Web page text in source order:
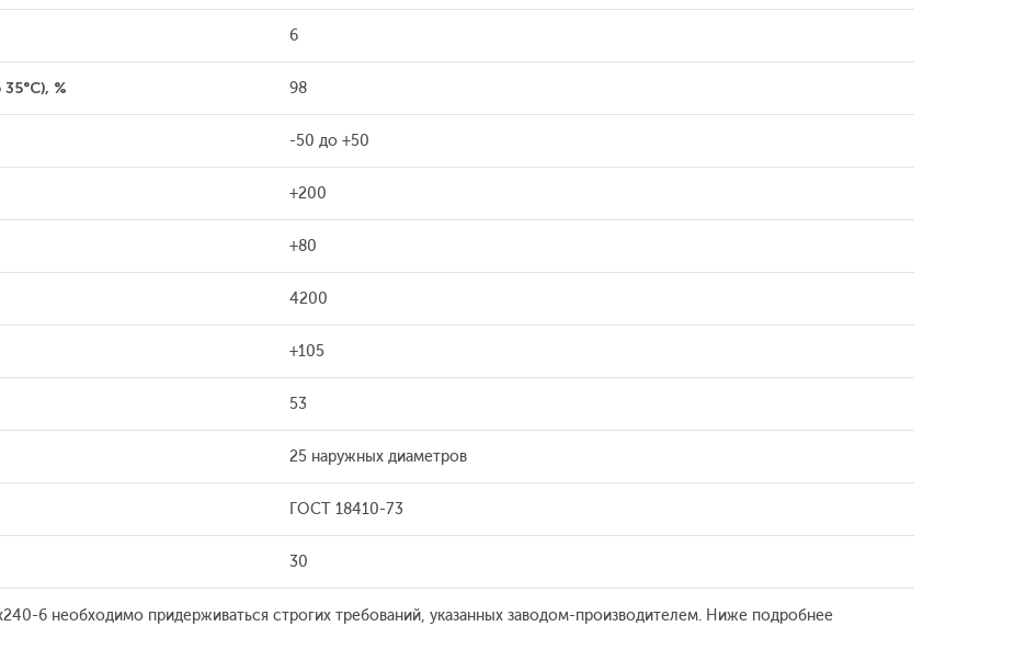
6
% 98
-50 до +50
+200
+80
4200
+105
53
25 наружных диаметров
ГОСТ 18410-73
30
6 необходимо придерживаться строгих требований, указанных заводом-производителем. Ниже подробнее